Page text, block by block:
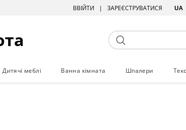
ВВІЙТИ ЗАРЕЄСТРУВАТИСЯ UA
Дитячі меблі Ванна кімната Шпалери